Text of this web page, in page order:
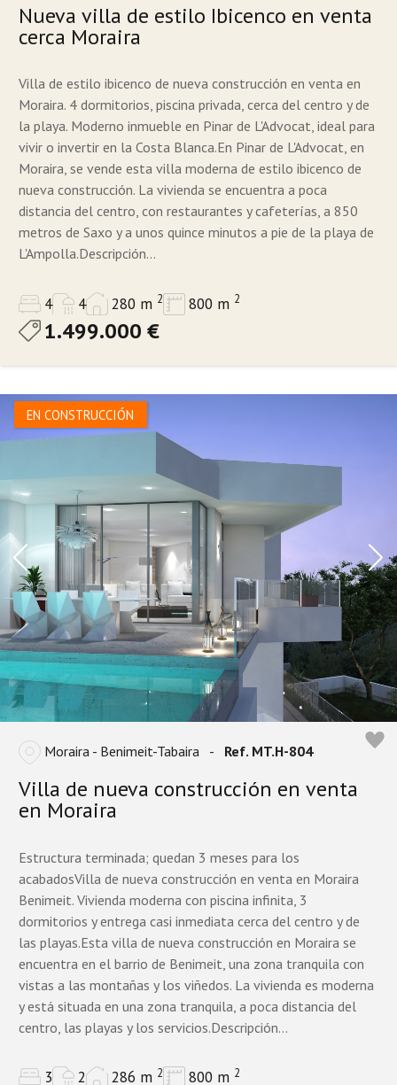
Nueva villa de estilo Ibicenco en venta
cerca Moraira
Villa de estilo ibicenco de nueva construcción en venta en
Moraira. 4 dormitorios, piscina privada, cerca del centro y de
la playa. Moderno inmueble en Pinar de L'Advocat, ideal para
vivir o invertir en la Costa Blanca.En Pinar de L'Advocat, en
Moraira, se vende esta villa moderna de estilo ibicenco de
nueva construcción. La vivienda se encuentra a poca
distancia del centro, con restaurantes y cafeterías, a 850
metros de Saxo y a unos quince minutos a pie de la playa de
L'Ampolla.Descripción...
4 4 280 m 2 800 m 2
1.499.000 €
EN CONSTRUCCIÓN
Moraira - Benimeit-Tabaira - Ref. MT.H-804
Villa de nueva construcción en venta
en Moraira
Estructura terminada; quedan 3 meses para los
acabadosVilla de nueva construcción en venta en Moraira
Benimeit. Vivienda moderna con piscina infinita, 3
dormitorios y entrega casi inmediata cerca del centro y de
las playas.Esta villa de nueva construcción en Moraira se
encuentra en el barrio de Benimeit, una zona tranquila con
vistas a las montañas y los viñedos. La vivienda es moderna
y está situada en una zona tranquila, a poca distancia del
centro, las playas y los servicios.Descripción...
3 2 286 m 2 800 m 2